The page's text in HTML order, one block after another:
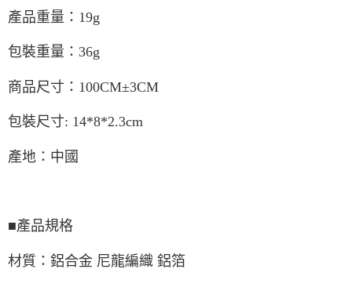
產品重量：19g
包裝重量：36g
商品尺寸：100CM±3CM
包裝尺寸: 14*8*2.3cm
產地：中國
■產品規格
材質：鋁合金 尼龍編織 鋁箔